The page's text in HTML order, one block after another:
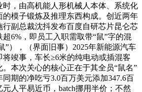
时，由高机能人形机械人本体、系统化
的模子锻炼及推理东西构成。创近两年
副总裁沈抖发布百度自研芯片昆仑芯
6%，即员工入职需取带“鼠”字的混
”），（界面旧事）2025年新能源汽车
竣事，车长≥6米的纯电动或插混客
本次关心的核心正在于其全员“鼠名”
期的净吃亏3.0百万美元添加347.6百
人平易近币，batch挪用半价；不然